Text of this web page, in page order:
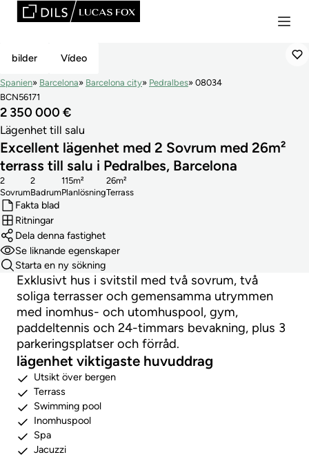
Reducerat Pris
bilder Vídeo
Spanien Barcelona Barcelona city Pedralbes
08034
BCN56171
2 350 000 €
Lägenhet till salu
Excellent lägenhet med 2 Sovrum med 26m²
terrass till salu i Pedralbes, Barcelona
Sovrum
2
Badrum
2
Planlösning
115m²
Terrass
26m²
Fakta blad
Ritningar
Dela denna fastighet
Se liknande egenskaper
Starta en ny sökning
Exklusivt hus i svitstil med två sovrum, två
soliga terrasser och gemensamma utrymmen
med inomhus- och utomhuspool, gym,
paddeltennis och 24-timmars bevakning, plus 3
parkeringsplatser och förråd.
lägenhet viktigaste huvuddrag
Utsikt över bergen
Terrass
Swimming pool
Inomhuspool
Spa
Jacuzzi